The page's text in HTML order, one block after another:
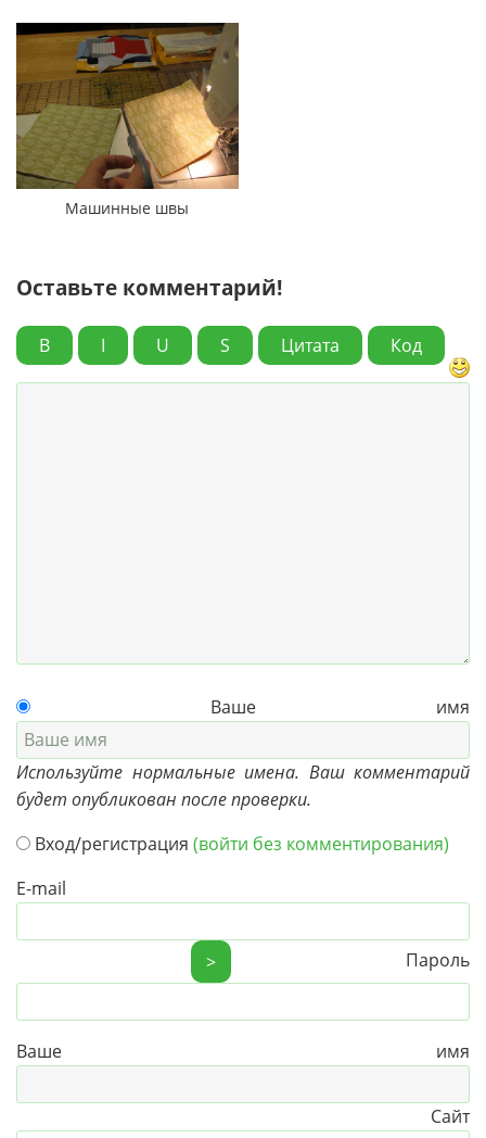
Машинные швы
Оставьте комментарий!
B I U S Цитата Код
Ваше имя
Используйте нормальные имена. Ваш комментарий
будет опубликован после проверки.
Вход/регистрация (войти без комментирования)
E-mail
> Пароль
Ваше имя
Сайт